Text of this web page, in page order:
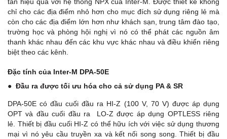
tán hiệu quả với hệ thống NPX của Inter-M. Được thiết kế không
chỉ cho các địa điểm nhỏ hơn cho mục đích sử dụng riêng lẻ mà
còn cho các địa điểm lớn hơn như khách sạn, trung tâm đào tạo,
trường học và phòng hội nghị vì nó có thể phát các nguồn âm
thanh khác nhau đến các khu vực khác nhau và điều khiển riêng
biệt theo các kênh.
Đặc tính của Inter-M DPA-50E
● Đầu ra được tối ưu hóa cho cả sử dụng PA & SR
DPA-50E có đầu cuối đầu ra HI-Z (100 V, 70 V) được áp dụng
OPT và đầu cuối đầu ra LO-Z được áp dụng OPTLESS riêng
lẻ. Thiết bị đầu cuối HI-Z có thể hữu ích với việc sử dụng thương
mại vì nó yêu cầu truyền xa và kết nối song song. Thiết bị đầu